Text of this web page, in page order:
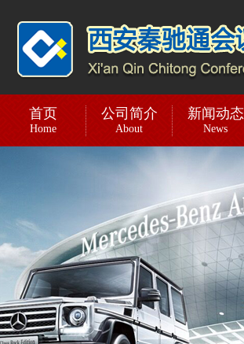
首页
Home
公司简介
About
新闻动态
News